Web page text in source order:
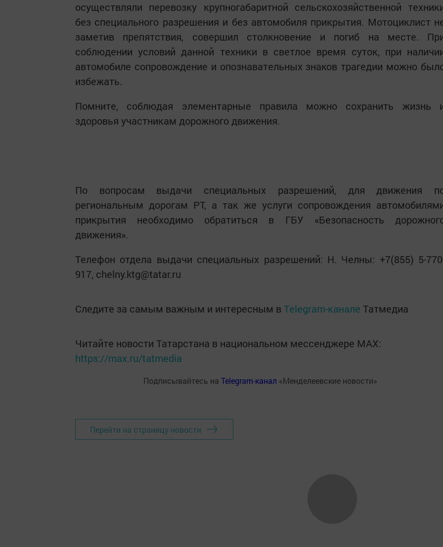
осуществляли перевозку крупногабаритной сельскохозяйственной
без специального разрешения и без автомобиля прикрытия. Мотоциклист
заметив препятствия, совершил столкновение и погиб на месте.
соблюдении условий данной техники в светлое время суток, при
автомобиле сопровождение и опознавательных знаков трагедии можно
избежать.
Помните, соблюдая элементарные правила можно сохранить жизнь
здоровья участникам дорожного движения.
По вопросам выдачи специальных разрешений, для движения
региональным дорогам РТ, а так же услуги сопровождения
прикрытия необходимо обратиться в ГБУ «Безопасность
движения».
Телефон отдела выдачи специальных разрешений: Н. Челны: +7(855) 5-
917, chelny.ktg@tatar.ru
Следите за самым важным и интересным в Telegram-канале Татмедиа
Читайте новости Татарстана в национальном мессенджере MАХ:
https://max.ru/tatmedia
Подписывайтесь на Telegram-канал «Менделеевские новости»
Перейти на страницу новости